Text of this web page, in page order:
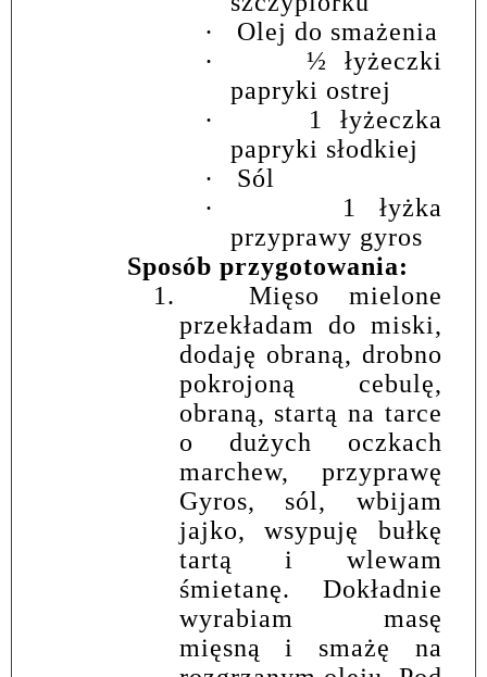
·
Olej do smażenia
·
½ łyżeczki
papryki ostrej
·
1 łyżeczka
papryki słodkiej
·
Sól
·
1 łyżka
przyprawy gyros
Sposób przygotowania:
1.
Mięso mielone
przekładam do miski,
dodaję obraną, drobno
pokrojoną cebulę,
obraną, startą na tarce
o dużych oczkach
marchew, przyprawę
Gyros, sól, wbijam
jajko, wsypuję bułkę
tartą i wlewam
śmietanę. Dokładnie
wyrabiam masę
mięsną i smażę na